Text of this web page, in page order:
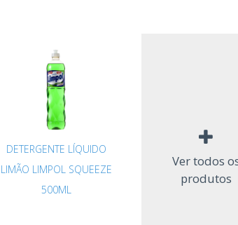
DETERGENTE LÍQUIDO
LIMÃO LIMPOL SQUEEZE
500ML
Ver todos
produtos